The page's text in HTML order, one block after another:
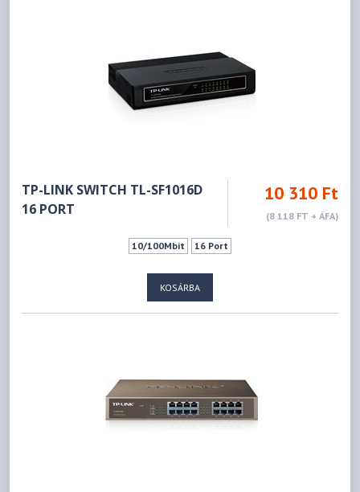
TP-LINK SWITCH TL-SF1016D
16 PORT
10 310 Ft
(8 118 FT + ÁFA)
10/100Mbit 16 Port
KOSÁRBA